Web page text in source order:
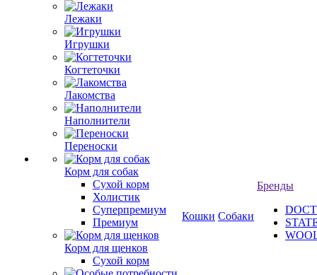
Лежаки
Игрушки
Когтеточки
Лакомства
Наполнители
Переноски
Корм для собак
Сухой корм
Холистик
Суперпремиум
Премиум
Корм для щенков
Сухой корм
Кошки Собаки
Бренды